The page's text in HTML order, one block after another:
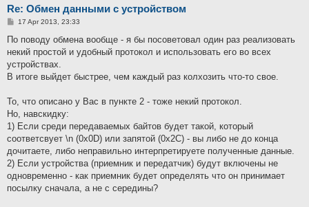
Re: Обмен данными с устройством
P
s
17 Apr 2013, 23:33
По поводу обмена вообще - я бы посоветовал один раз реализовать
некий простой и удобный протокол и использовать его во всех
устройствах.
В итоге выйдет быстрее, чем каждый раз колхозить что-то свое.
То, что описано у Вас в пункте 2 - тоже некий протокол.
Но, навскидку:
1) Если среди передаваемых байтов будет такой, который
соответсвует \n (0x0D) или запятой (0x2C) - вы либо не до конца
дочитаете, либо неправильно интерпретируете полученные данные.
2) Если устройства (приемник и передатчик) будут включены не
одновременно - как приемник будет определять что он принимает
посылку сначала, а не с середины?